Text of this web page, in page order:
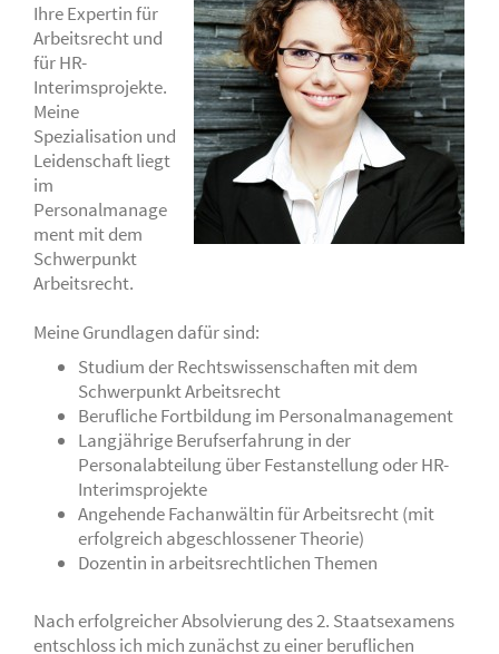
Ihre Expertin für
Arbeitsrecht und
für HR-
Interimsprojekte.
Meine
Spezialisation und
Leidenschaft liegt
im
Personalmanage
ment mit dem
Schwerpunkt
Arbeitsrecht.
Meine Grundlagen dafür sind:
Studium der Rechtswissenschaften mit dem
Schwerpunkt Arbeitsrecht
Berufliche Fortbildung im Personalmanagement
Langjährige Berufserfahrung in der
Personalabteilung über Festanstellung oder HR-
Interimsprojekte
Angehende Fachanwältin für Arbeitsrecht (mit
erfolgreich abgeschlossener Theorie)
Dozentin in arbeitsrechtlichen Themen
Nach erfolgreicher Absolvierung des 2. Staatsexamens
entschloss ich mich zunächst zu einer beruflichen